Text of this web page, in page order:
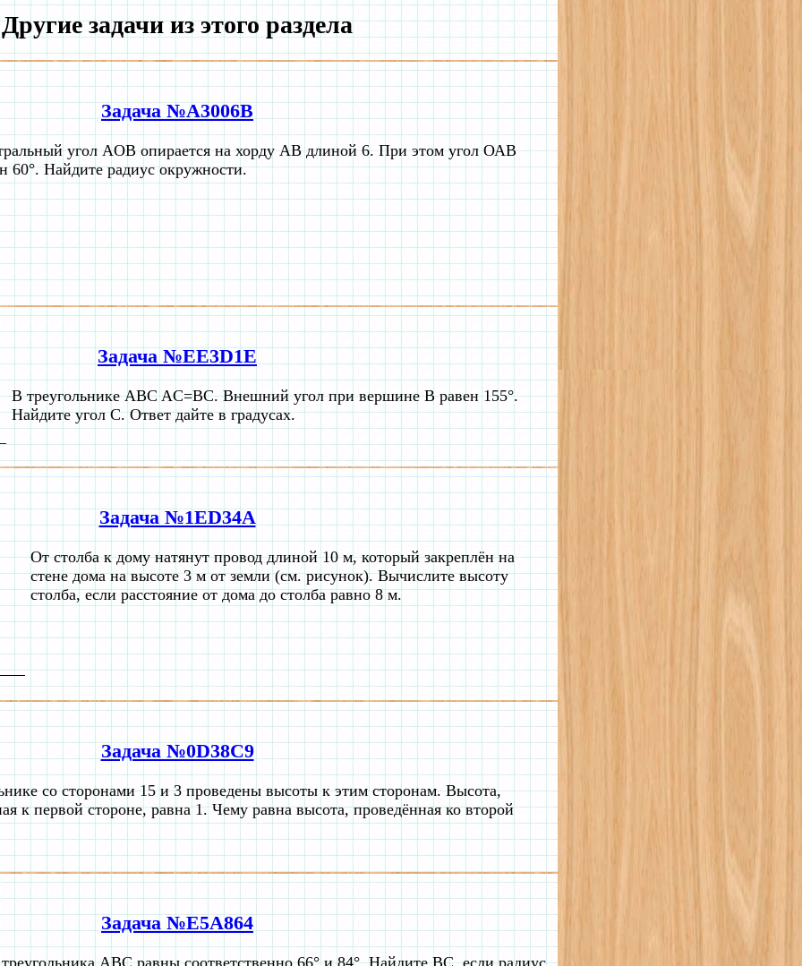
Другие задачи из этого раздела
Задача №A3006B
угол AOB опирается на хорду АВ длиной 6. При этом угол ОАВ
60°. Найдите радиус окружности.
Задача №EE3D1E
В треугольнике ABC AC=BC. Внешний угол при вершине B равен 155°.
Найдите угол C. Ответ дайте в градусах.
Задача №1ED34A
От столба к дому натянут провод длиной 10 м, который закреплён на
стене дома на высоте 3 м от земли (см. рисунок). Вычислите высоту
столба, если расстояние от дома до столба равно 8 м.
Задача №0D38C9
со сторонами 15 и 3 проведены высоты к этим сторонам. Высота,
к первой стороне, равна 1. Чему равна высота, проведённая ко второй
Задача №E5A864